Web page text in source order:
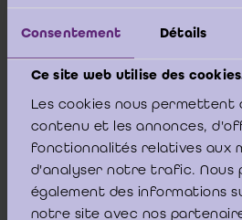
Consentement Détails
Ce site web utilise des
Les cookies nous permettent
contenu et les annonces,
fonctionnalités relatives aux
d'analyser notre trafic. Nous
également des informations
notre site avec nos
IPSAS van 2000 tot begin 2010.
Overzicht van de
voor overheden
Download